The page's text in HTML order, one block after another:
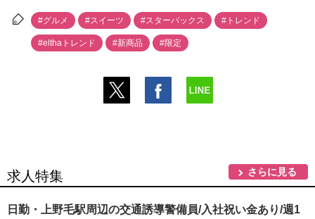
#グルメ #スイーツ #スターバックス #トレンド
#elthaトレンド #新商品 #限定
求人特集 さらに見る
日勤・上野毛駅周辺の交通誘導警備員/入社祝い金あり/週1